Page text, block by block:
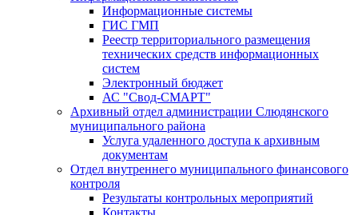
Информационные системы
ГИС ГМП
Реестр территориального размещения
технических средств информационных
систем
Электронный бюджет
АС "Свод-СМАРТ"
Архивный отдел администрации Слюдянского
муниципального района
Услуга удаленного доступа к архивным
документам
Отдел внутреннего муниципального финансового
контроля
Результаты контрольных мероприятий
Контакты